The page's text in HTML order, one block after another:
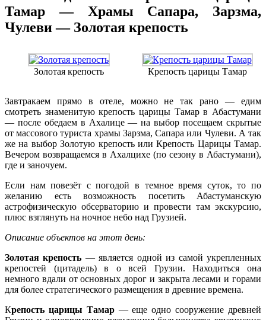
Тамар — Храмы Сапара, Зарзма,
Чулеви — Золотая крепость
Золотая крепость Крепость царицы Тамар
Завтракаем прямо в отеле, можно не так рано — едим
смотреть знаменитую крепость царицы Тамар в Абастумани
— после обедаем в Ахалице — на выбор посещаем скрытые
от массового туриста храмы Зарзма, Сапара или Чулеви. А так
же на выбор Золотую крепость или Крепость Царицы Тамар.
Вечером возвращаемся в Ахалцихе (по сезону в Абастумани),
где и заночуем.
Если нам повезёт с погодой в темное время суток, то по
желанию есть возможность посетить Абастуманскую
астрофизическую обсерваторию и провести там экскурсию,
плюс взглянуть на ночное небо над Грузией.
Описание объектов на этот день:
Золотая крепость — является одной из самой укрепленных
крепостей (цитадель) в о всей Грузии. Находиться она
немного вдали от основных дорог и закрыта лесами и горами
для более стратегического размещения в древние времена.
Крепость царицы Тамар— еще одно сооружение древней